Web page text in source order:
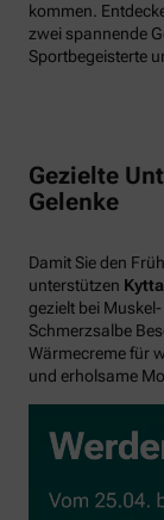
kommen.
zwei spannende
Sportbegeisterte
Gezielte
Gelenke
Damit Sie den
unterstützen Kytta
gezielt bei
Schmerzsalbe
Wärmecreme für
und erholsame